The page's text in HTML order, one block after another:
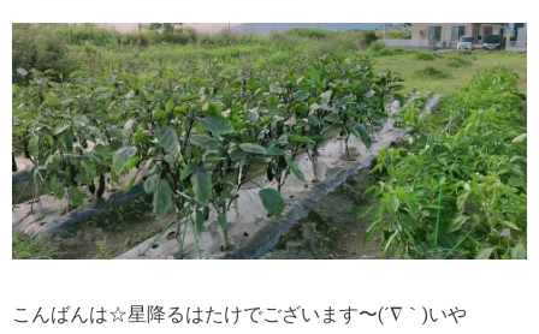
こんばんは☆星降るはたけでございます〜(´∇｀)いや